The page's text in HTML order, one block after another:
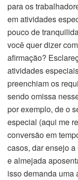
para os
em atividades
pouco de
você quer dizer
afirmação?
atividades
preenchiam os
sendo omissa
por exemplo, de o
especial (aqui me
conversão em
casos, dar ensejo
e almejada
isso demanda uma